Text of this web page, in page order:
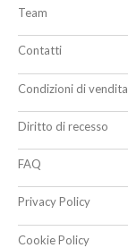
Team
Contatti
Condizioni di vendita
Diritto di recesso
FAQ
Privacy Policy
Cookie Policy